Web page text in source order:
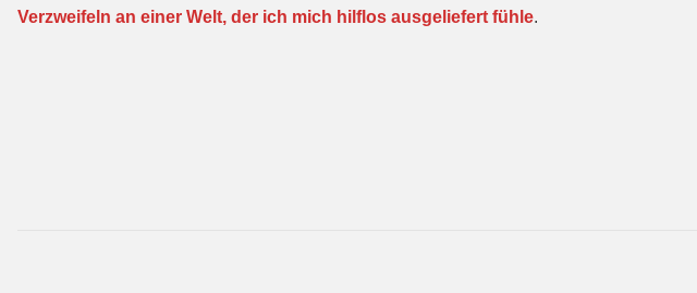
Verzweifeln an einer Welt, der ich mich hilflos ausgeliefert fühle.